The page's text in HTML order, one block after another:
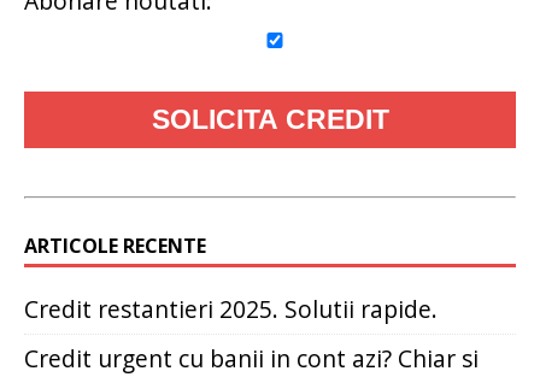
ARTICOLE RECENTE
Credit restantieri 2025. Solutii rapide.
Credit urgent cu banii in cont azi? Chiar si